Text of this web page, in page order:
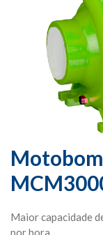
Maior capacidade
por hora.